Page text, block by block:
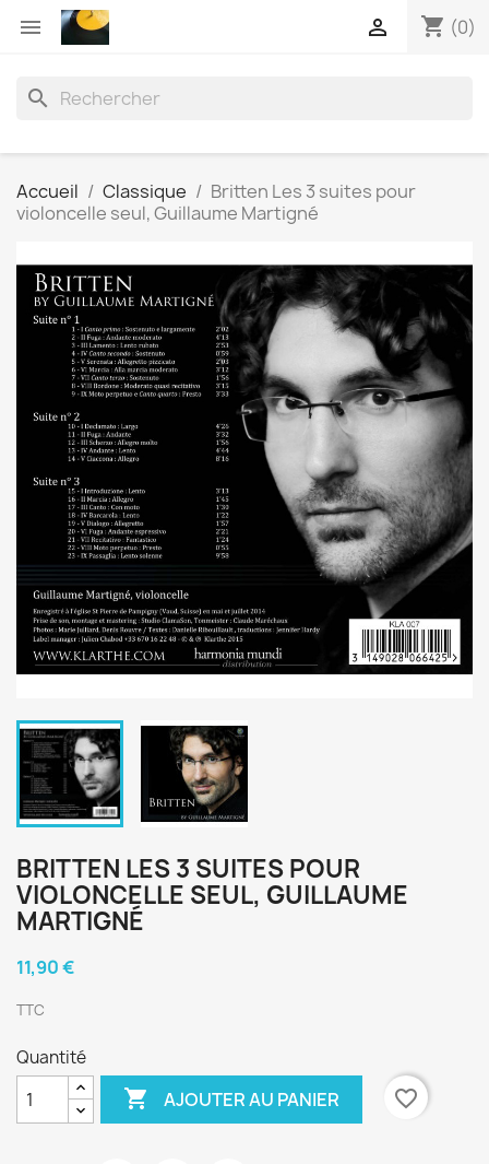
 shopping_cart (0)

search
Accueil Classique
Britten Les 3 suites pour
violoncelle seul, Guillaume Martigné
BRITTEN LES 3 SUITES POUR
VIOLONCELLE SEUL, GUILLAUME
MARTIGNÉ
11,90 €
TTC
Quantité
 AJOUTER AU PANIER favorite_border